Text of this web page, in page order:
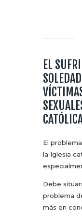
EL
El
la Iglesia
Debe
problema
más en